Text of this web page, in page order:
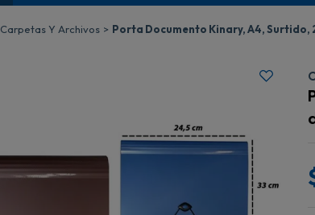
Carpetas Y Archivos Porta Documento Kinary, A4,